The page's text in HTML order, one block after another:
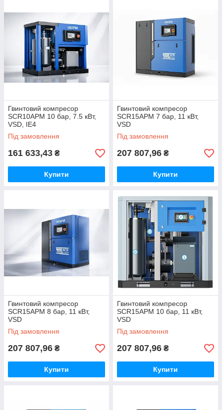
Гвинтовий компресор
SCR10APM 10 бар, 7.5 кВт,
VSD, IE4
Під замовлення
161 633,43 ₴
Купити
Гвинтовий компресор
SCR15APM 7 бар, 11 кВт,
VSD
Під замовлення
207 807,96 ₴
Купити
Гвинтовий компресор
SCR15APM 8 бар, 11 кВт,
VSD
Під замовлення
207 807,96 ₴
Купити
Гвинтовий компресор
SCR15APM 10 бар, 11 кВт,
VSD
Під замовлення
207 807,96 ₴
Купити